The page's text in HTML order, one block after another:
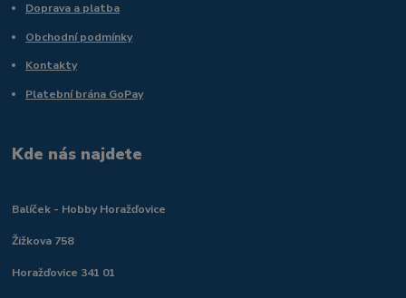
Doprava a platba
Obchodní podmínky
Kontakty
Platební brána GoPay
Kde nás najdete
Balíček - Hobby Horažďovice
Žižkova 758
Horažďovice 341 01